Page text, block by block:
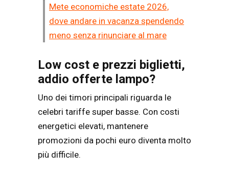
Mete economiche estate 2026,
dove andare in vacanza spendendo
meno senza rinunciare al mare
Low cost e prezzi biglietti,
addio offerte lampo?
Uno dei timori principali riguarda le
celebri tariffe super basse. Con costi
energetici elevati, mantenere
promozioni da pochi euro diventa molto
più difficile.